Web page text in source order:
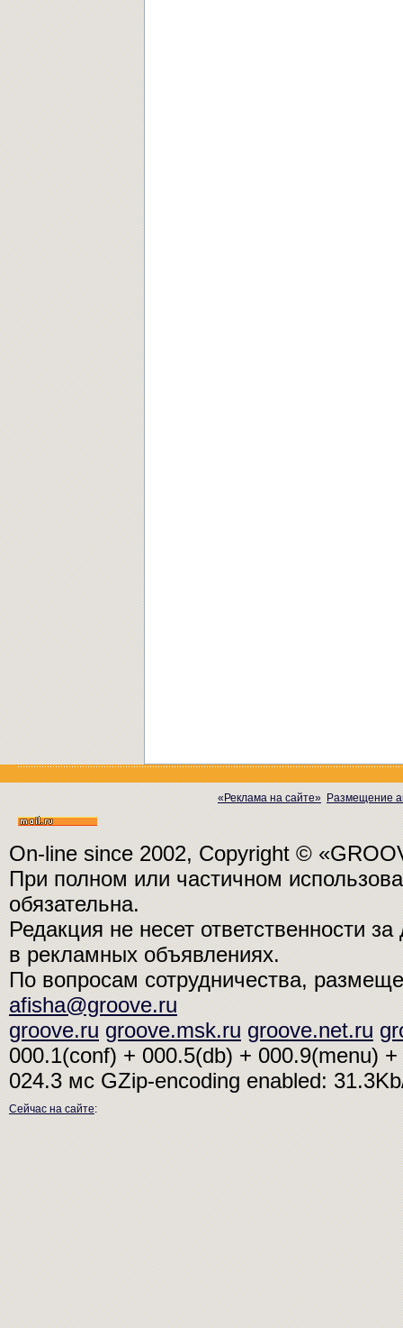
«Реклама на сайте» Размещение
On-line since 2002, Copyright ©
При полном или частичном
обязательна.
Редакция не несет ответственности
в рекламных объявлениях.
По вопросам сотрудничества,
afisha@groove.ru
groove.ru groove.msk.ru groove.net.ru
000.1(conf) + 000.5(db) + 000.9(menu)
024.3 мсGZip-encoding enabled:
Сейчас на сайте: